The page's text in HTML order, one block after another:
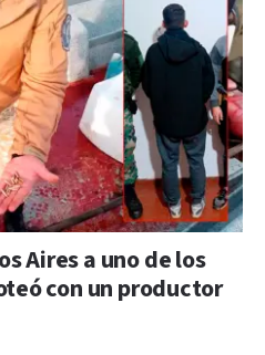
Aires a uno de los
con un productor